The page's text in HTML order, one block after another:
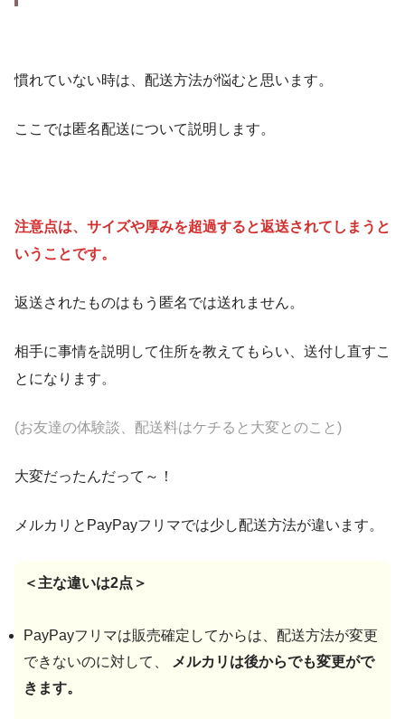
慣れていない時は、配送方法が悩むと思います。
ここでは匿名配送について説明します。
注意点は、サイズや厚みを超過すると返送されてしまうと
いうことです。
返送されたものはもう匿名では送れません。
相手に事情を説明して住所を教えてもらい、送付し直すこ
とになります。
(お友達の体験談、配送料はケチると大変とのこと)
大変だったんだって～！
メルカリとPayPayフリマでは少し配送方法が違います。
＜主な違いは2点＞
PayPayフリマは販売確定してからは、配送方法が変更
できないのに対して、
メルカリは後からでも変更がで
きます。